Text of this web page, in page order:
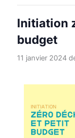
Initiation
budget
11 janvier 2024